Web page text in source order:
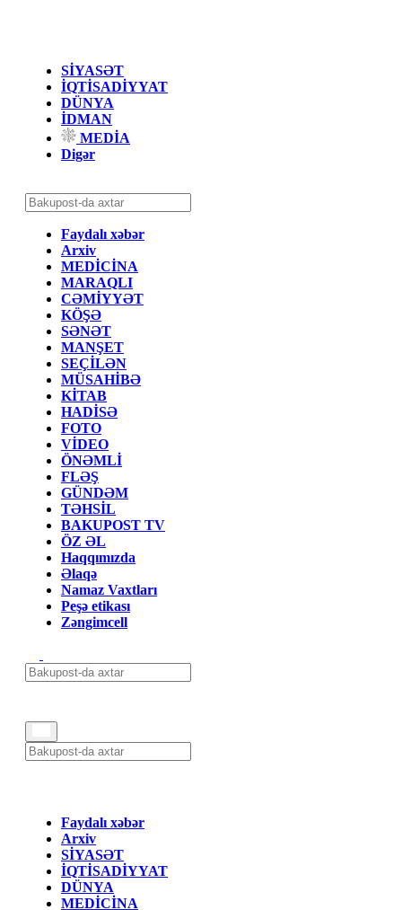
SİYASƏT
İQTİSADİYYAT
DÜNYA
İDMAN
MEDİA
Digər
Faydalı xəbər
Arxiv
MEDİCİNA
MARAQLI
CƏMİYYƏT
KÖŞƏ
SƏNƏT
MANŞET
SEÇİLƏN
MÜSAHİBƏ
KİTAB
HADİSƏ
FOTO
VİDEO
ÖNƏMLİ
FLƏŞ
GÜNDƏM
TƏHSİL
BAKUPOST TV
ÖZ ƏL
Haqqımızda
Əlaqə
Namaz Vaxtları
Peşə etikası
Zəngimcell
Faydalı xəbər
Arxiv
SİYASƏT
İQTİSADİYYAT
DÜNYA
MEDİCİNA